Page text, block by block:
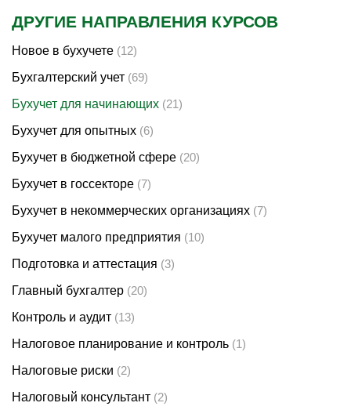
ДРУГИЕ НАПРАВЛЕНИЯ КУРСОВ
Новое в бухучете (12)
Бухгалтерский учет (69)
Бухучет для начинающих (21)
Бухучет для опытных (6)
Бухучет в бюджетной сфере (20)
Бухучет в госсекторе (7)
Бухучет в некоммерческих организациях (7)
Бухучет малого предприятия (10)
Подготовка и аттестация (3)
Главный бухгалтер (20)
Контроль и аудит (13)
Налоговое планирование и контроль (1)
Налоговые риски (2)
Налоговый консультант (2)